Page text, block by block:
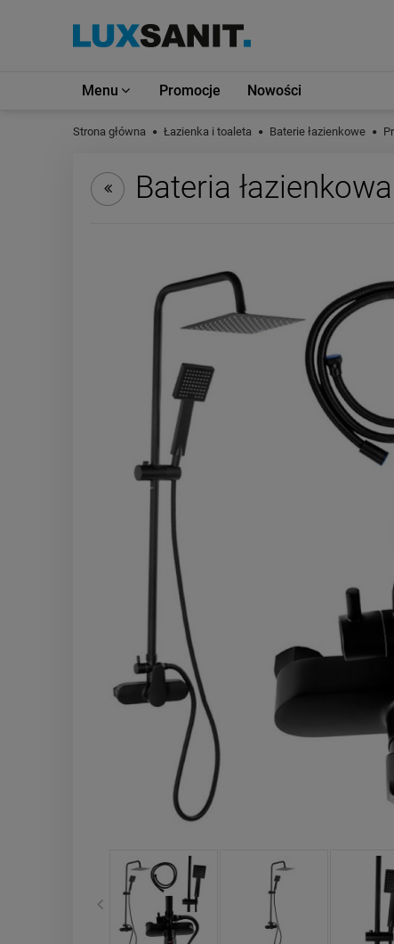
Menu Promocje Nowości
Strona główna Łazienka i toaleta Baterie łazienkowe
Bateria